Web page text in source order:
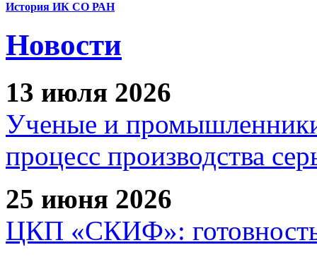
История ИК СО РАН
Новости
13 июля 2026
Ученые и
процесс производства
25 июня 2026
ЦКП «СКИФ»: готовность